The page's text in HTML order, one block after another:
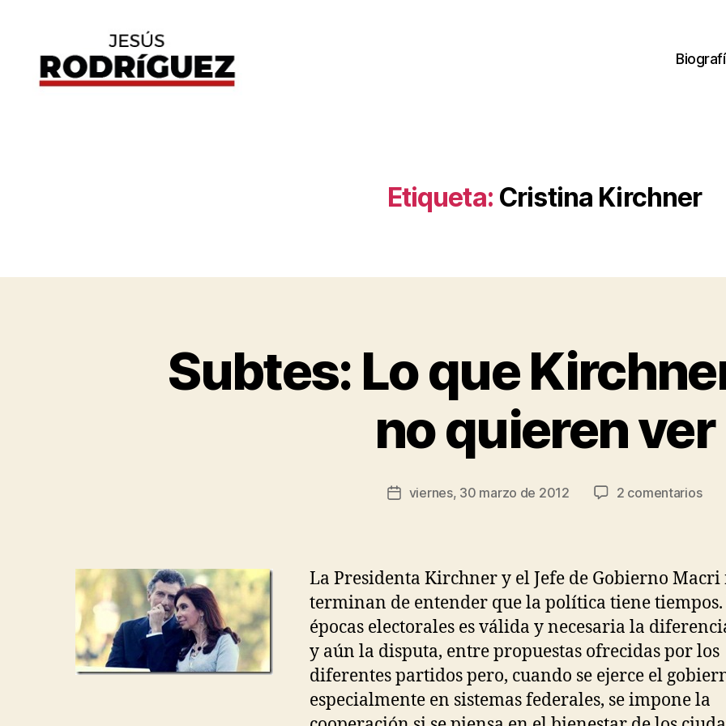
Etiqueta: Cristina Kirchner
Categorías
Subtes: Lo que
no quieren ver
Autor
o
s
ú
g
e
z
Fechaviernes, 30 marzo de 2012 2 comentariosen
y
no
La Presidenta Kirchner y el Jefe de Gobierno Macri
terminan de entender que la política tiene tiempos.
épocas electorales es válida y necesaria la
y aún la disputa, entre propuestas ofrecidas por los
diferentes partidos pero, cuando se ejerce el
especialmente en sistemas federales, se impone la